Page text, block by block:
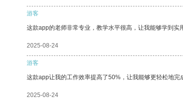
游客
这款app的老师非常专业，教学水平很高，让我能够学到实
2025-08-24
游客
这款app让我的工作效率提高了50%，让我能够更轻松地完
2025-08-24